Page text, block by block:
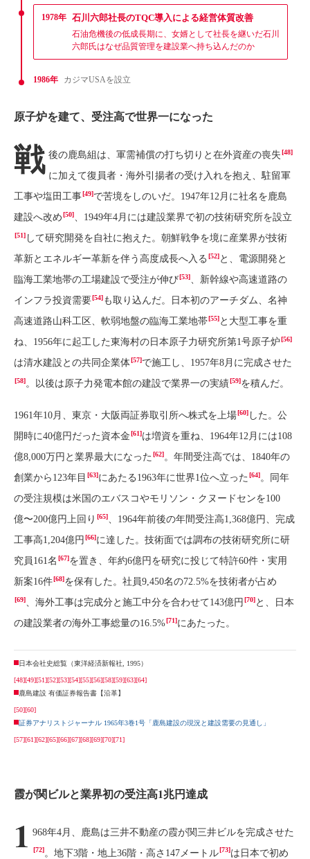
1978年 石川六郎社長のTQC導入による経営体質改善
石油危機後の低成長期に、女婿として社長を継いだ石川
六郎氏はなぜ品質管理を建設業へ持ち込んだのか
1986年 カジマUSAを設立
原子炉を建て、受注高で世界一になった
戦 後の鹿島組は、軍需補償の打ち切りと在外資産の喪失 [48]
に加えて復員者・海外引揚者の受け入れを抱え、駐留軍
工事や塩田工事[49]で苦境をしのいだ。1947年12月に社名を鹿島
建設へ改め[50]、1949年4月には建設業界で初の技術研究所を設立
[51] して研究開発を自社に抱えた。朝鮮戦争を境に産業界が技術
革新とエネルギー革新を伴う高度成長へ入る [52]と、電源開発と
臨海工業地帯の工場建設で受注が伸び[53]、新幹線や高速道路の
インフラ投資需要[54]も取り込んだ。日本初のアーチダム、名神
高速道路山科工区、軟弱地盤の臨海工業地帯[55]と大型工事を重
ね、1956年に起工した東海村の日本原子力研究所第1号原子炉[56]
は清水建設との共同企業体[57]で施工し、1957年8月に完成させた
[58]。以後は原子力発電本館の建設で業界一の実績[59]を積んだ。
1961年10月、東京・大阪両証券取引所へ株式を上場[60] した。公
開時に40億円だった資本金[61]は増資を重ね、1964年12月には108
億8,000万円と業界最大になった [62]。年間受注高では、1840年の
創業から123年目 [63]にあたる1963年に世界1位へ立った [64]。同年
の受注規模は米国のエバスコやモリソン・クヌードセンを100
億〜200億円上回り [65]、1964年前後の年間受注高1,368億円、完成
工事高1,204億円 [66]に達した。技術面では調布の技術研究所に研
究員161名 [67]を置き、年約6億円を研究に投じて特許60件・実用
新案16件[68]を保有した。社員9,450名の72.5%を技術者が占め
[69]、海外工事は完成分と施工中分を合わせて143億円 [70]と、日本
の建設業者の海外工事総量の16.5%[71]にあたった。
日本会社史総覧（東洋経済新報社, 1995）
[48][49][51][52][53][54][55][56][58][59][63][64]
鹿島建設 有価証券報告書【沿革】
[50][60]
証券アナリストジャーナル 1965年3巻1号「鹿島建設の現況と建設需要の見通し」
[57][61][62][65][66][67][68][69][70][71]
霞が関ビルと業界初の受注高1兆円達成
1 968年4月、鹿島は三井不動産の霞が関三井ビルを完成させた
[72]。地下3階・地上36階・高さ147メートル[73]は日本で初め